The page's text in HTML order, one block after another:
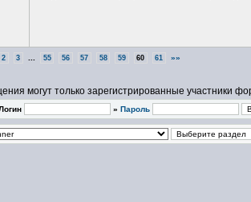
2 3 55 56 57 58 59 60 61 »»
могут только зарегистрированные участники
» Пароль